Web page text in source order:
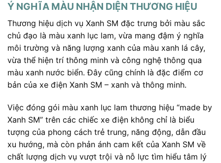
Ý NGHĨA MÀU NHẬN DIỆN THƯƠNG HIỆU
Thương hiệu dịch vụ Xanh SM đặc trưng bởi màu sắc
chủ đạo là màu xanh lục lam, vừa mang đậm ý nghĩa
môi trường và năng lượng xanh của màu xanh lá cây,
vừa thể hiện trí thông minh và công nghệ thông qua
màu xanh nước biển. Đây cũng chính là đặc điểm cơ
bản của xe điện Xanh SM – xanh và thông minh.
Việc đóng gói màu xanh lục lam thương hiệu “made by
Xanh SM” trên các chiếc xe điện không chỉ là biểu
tượng của phong cách trẻ trung, năng động, dẫn đầu
xu hướng, mà còn phản ánh cam kết của Xanh SM về
chất lượng dịch vụ vượt trội và nỗ lực tìm hiểu tâm lý